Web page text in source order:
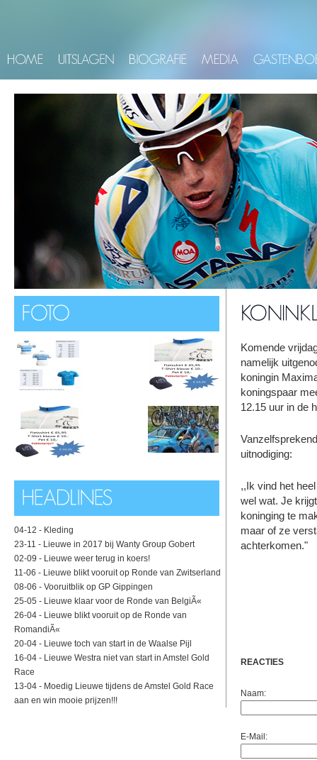
04-12 - Kleding
23-11 - Lieuwe in 2017 bij Wanty Group Gobert
02-09 - Lieuwe weer terug in koers!
11-06 - Lieuwe blikt vooruit op Ronde van Zwitserland
08-06 - Vooruitblik op GP Gippingen
25-05 - Lieuwe klaar voor de Ronde van BelgiÃ«
26-04 - Lieuwe blikt vooruit op de Ronde van
RomandiÃ«
20-04 - Lieuwe toch van start in de Waalse Pijl
16-04 - Lieuwe Westra niet van start in Amstel Gold
Race
13-04 - Moedig Lieuwe tijdens de Amstel Gold Race
aan en win mooie prijzen!!!
Komende
namelijk
koningin
koningspaar
12.15 uur in de
uitnodiging:
,,Ik vind het
wel wat. Je
koninging te
maar of ze
achterkomen."
REACTIES
Naam:
E-Mail: